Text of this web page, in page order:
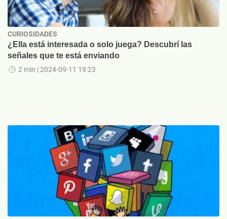
CURIOSIDADES
¿Ella está interesada o solo juega? Descubrí las
señales que te está enviando
2 min | 2024-09-11 19:23